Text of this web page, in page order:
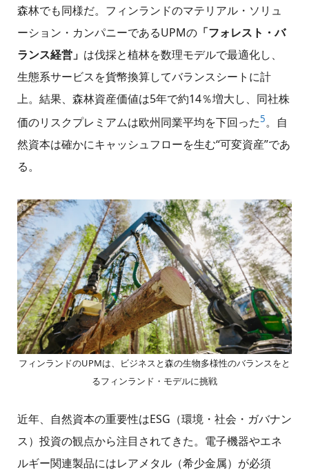
森林でも同様だ。フィンランドのマテリアル・ソリュ
ーション・カンパニーであるUPMの「フォレスト・バ
ランス経営」 は伐採と植林を数理モデルで最適化し、
生態系サービスを貨幣換算してバランスシートに計
上。結果、森林資産価値は5年で約14％増大し、同社株
価のリスクプレミアムは欧州同業平均を下回った5。自
然資本は確かにキャッシュフローを生む“可変資産”であ
る。
フィンランドのUPMは、ビジネスと森の生物多様性のバランスをと
るフィンランド・モデルに挑戦
近年、自然資本の重要性はESG（環境・社会・ガバナン
ス）投資の観点から注目されてきた。電子機器やエネ
ルギー関連製品にはレアメタル（希少金属）が必須